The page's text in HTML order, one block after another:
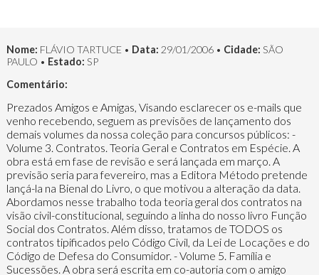
Nome: FLÁVIO TARTUCE • Data: 29/01/2006 • Cidade: SÃO
PAULO • Estado: SP
Comentário:
Prezados Amigos e Amigas, Visando esclarecer os e-mails que
venho recebendo, seguem as previsões de lançamento dos
demais volumes da nossa coleção para concursos públicos: -
Volume 3. Contratos. Teoria Geral e Contratos em Espécie. A
obra está em fase de revisão e será lançada em março. A
previsão seria para fevereiro, mas a Editora Método pretende
lançá-la na Bienal do Livro, o que motivou a alteração da data.
Abordamos nesse trabalho toda teoria geral dos contratos na
visão civil-constitucional, seguindo a linha do nosso livro Função
Social dos Contratos. Além disso, tratamos de TODOS os
contratos tipificados pelo Código Civil, da Lei de Locações e do
Código de Defesa do Consumidor. - Volume 5. Família e
Sucessões. A obra será escrita em co-autoria com o amigo